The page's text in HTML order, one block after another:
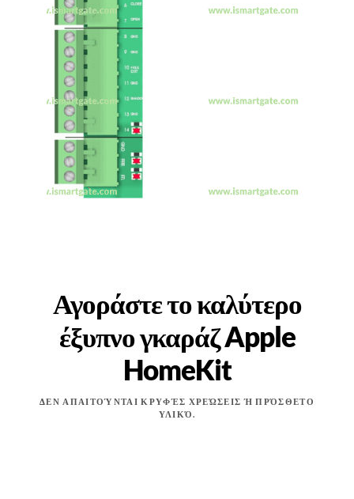
Αγοράστε το καλύτερο
έξυπνο γκαράζ Apple
HomeKit
ΔΕΝ ΑΠΑΙΤΟΎΝΤΑΙ ΚΡΥΦΈΣ ΧΡΕΏΣΕΙΣ Ή ΠΡΌΣΘΕΤΟ
ΥΛΙΚΌ.